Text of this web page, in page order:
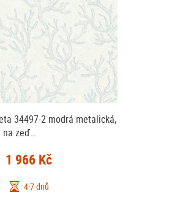
34497-2 modrá metalická,
na zeď…
1 966 Kč
4-7 dnů